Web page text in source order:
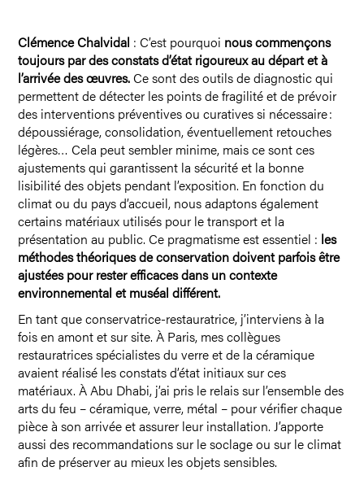
Clémence Chalvidal : C’est pourquoi nous commençons
toujours par des constats d’état rigoureux au départ et à
l’arrivée des œuvres.Ce sont des outils de diagnostic qui
permettent de détecter les points de fragilité et de prévoir
des interventions préventives ou curatives si nécessaire :
dépoussiérage, consolidation, éventuellement retouches
légères… Cela peut sembler minime, mais ce sont ces
ajustements qui garantissent la sécurité et la bonne
lisibilité des objets pendant l’exposition. En fonction du
climat ou du pays d’accueil, nous adaptons également
certains matériaux utilisés pour le transport et la
présentation au public. Ce pragmatisme est essentiel : les
méthodes théoriques de conservation doivent parfois être
ajustées pour rester efficaces dans un contexte
environnemental et muséal différent.
En tant que conservatrice-restauratrice, j’interviens à la
fois en amont et sur site. À Paris, mes collègues
restauratrices spécialistes du verre et de la céramique
avaient réalisé les constats d’état initiaux sur ces
matériaux. À Abu Dhabi, j’ai pris le relais sur l’ensemble des
arts du feu – céramique, verre, métal – pour vérifier chaque
pièce à son arrivée et assurer leur installation. J’apporte
aussi des recommandations sur le soclage ou sur le climat
afin de préserver au mieux les objets sensibles.